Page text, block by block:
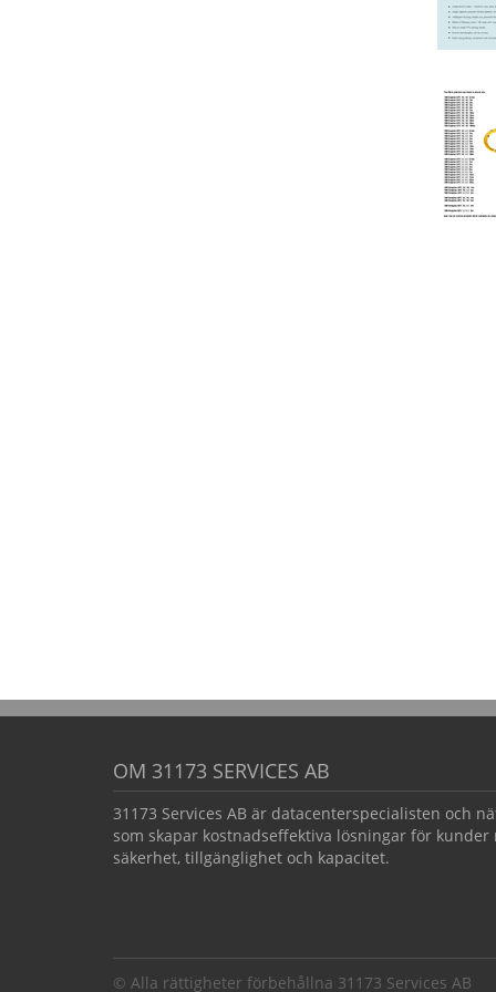
OM 31173 SERVICES AB
31173 Services AB är datacenterspecialisten och
som skapar kostnadseffektiva lösningar för
säkerhet, tillgänglighet och kapacitet.
© Alla rättigheter förbehållna 31173 Services AB